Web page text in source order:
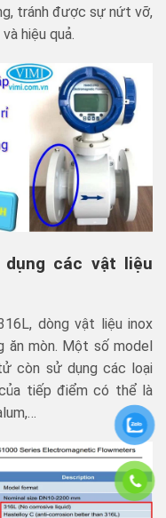
tránh được sự nứt vỡ,
hiệu quả.
các vật liệu
dòng vật liệu inox
ăn mòn. Một số model
còn sử dụng các loại
tiếp điểm có thể là